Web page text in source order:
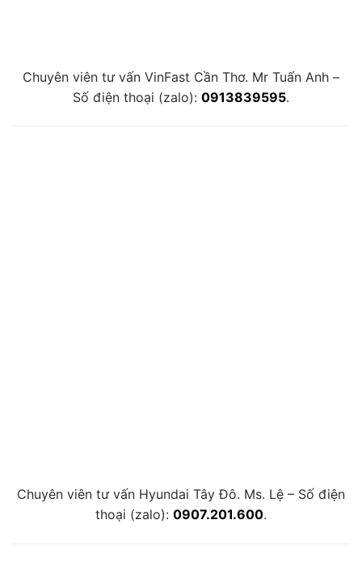
Chuyên viên tư vấn VinFast Cần Thơ. Mr Tuấn Anh –
Số điện thoại (zalo): 0913839595.
Chuyên viên tư vấn Hyundai Tây Đô. Ms. Lệ – Số điện
thoại (zalo): 0907.201.600.